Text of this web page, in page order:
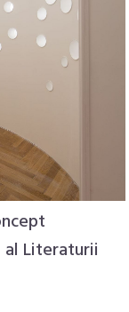
Literaturii